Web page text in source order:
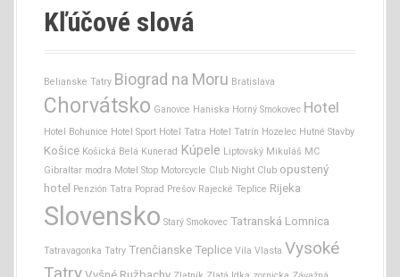
Kľúčové slová
Belianske Tatry Biograd na Moru Bratislava
Chorvátsko Ganovce Haniska Horný Smokovec Hotel
Hotel Bohunice Hotel Sport Hotel Tatra Hotel Tatrín Hozelec Hutné Stavby
Košice Košická Belá Kunerad Kúpele Liptovský Mikuláš MC
Gibraltar modra Motel Stop Motorcycle Club Night Club opustený
hotel
Penzión Tatra Poprad Prešov Rajecké Teplice Rijeka
Slovensko Starý Smokovec Tatranská Lomnica
Tatravagonka Tatry Trenčianske Teplice Vila Vlasta Vysoké